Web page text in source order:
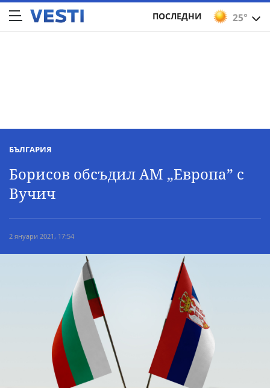
25°
ПОСЛЕДНИ
БЪЛГАРИЯ
Борисов обсъдил АМ „Европа” с
Вучич
2 януари 2021, 17:54